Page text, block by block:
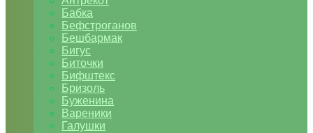
Бабка
Бефстроганов
Бешбармак
Бигус
Биточки
Бифштекс
Бризоль
Буженина
Вареники
Галушки